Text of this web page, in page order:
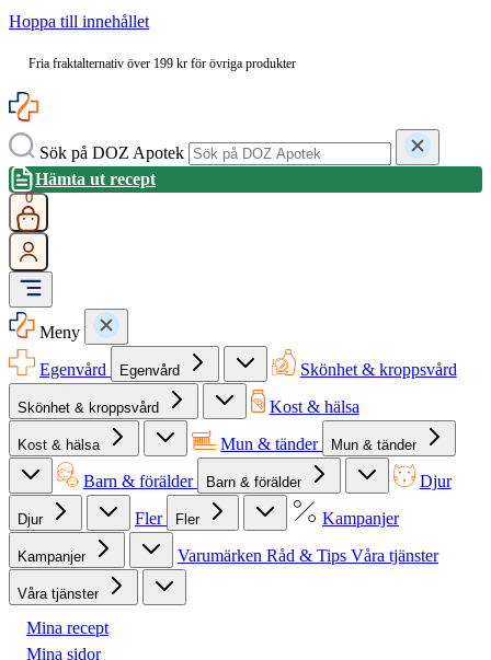
Hoppa till innehållet
Fria fraktalternativ över 199 kr för övriga produkter
Sök på DOZ Apotek
Hämta ut recept
0
Meny
Egenvård
Egenvård Skönhet & kroppsvård
Skönhet & kroppsvård Kost & hälsa
Kost & hälsa Mun & tänder Mun & tänder
Barn & förälder Barn & förälder Djur
Djur Fler Fler Kampanjer
Kampanjer Varumärken Råd & Tips Våra tjänster
Våra tjänster
Mina recept
Mina sidor